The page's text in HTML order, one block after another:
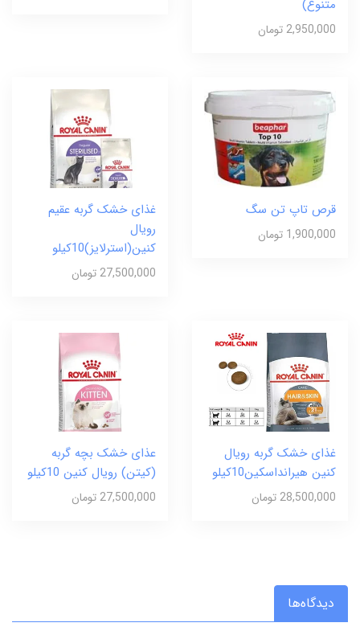
متنوع)
2,950,000 تومان
قرص تاپ تن سگ
1,900,000 تومان
غذای خشک گربه عقیم
رویال
کنین(استرلایز)10کیلو
27,500,000 تومان
غذای خشک گربه رویال
کنین هیرانداسکین10کیلو
28,500,000 تومان
عذای خشک بچه گربه
(کیتن) رویال کنین 10کیلو
27,500,000 تومان
دیدگاه‌ها